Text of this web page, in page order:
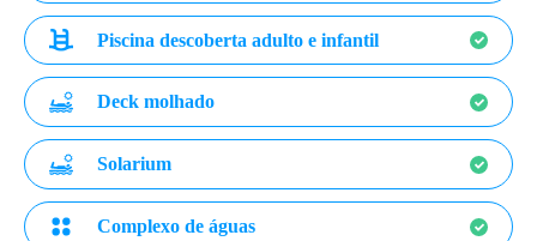
Piscina descoberta adulto e infantil
Deck molhado
Solarium
Complexo de águas